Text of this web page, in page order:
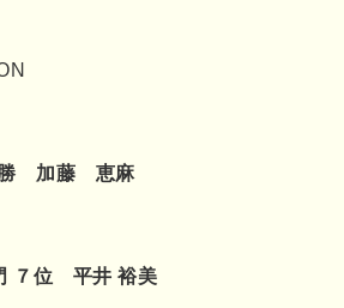
勝 加藤 恵麻
７位 平井 裕美